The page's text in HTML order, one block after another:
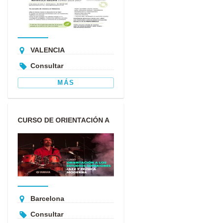
VALENCIA
Consultar
MÁS
CURSO DE ORIENTACIÓN A
LOS ESTUDIOS
SUPERIORES DE...
Barcelona
Consultar